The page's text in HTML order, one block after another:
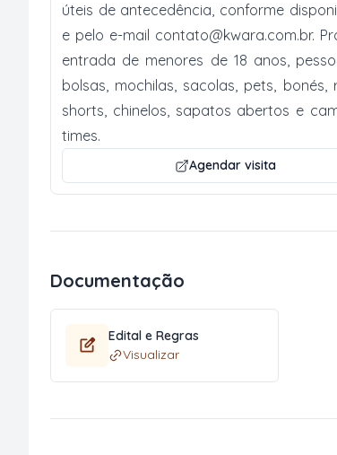
úteis de antecedência, conforme
e pelo e-mail contato@kwara.com.br.
entrada de menores de 18 anos,
bolsas, mochilas, sacolas, pets, bonés,
shorts, chinelos, sapatos abertos e
times.
Agendar visita
Documentação
Edital e Regras
Visualizar